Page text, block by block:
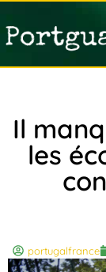
Il
les
portugalfrance